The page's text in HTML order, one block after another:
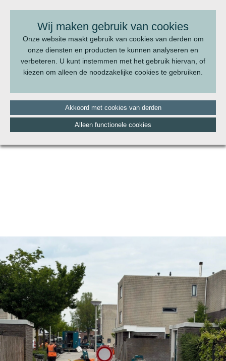
Wij maken gebruik van cookies
Onze website maakt gebruik van cookies van derden om
onze diensten en producten te kunnen analyseren en
verbeteren. U kunt instemmen met het gebruik hiervan, of
kiezen om alleen de noodzakelijke cookies te gebruiken.
Akkoord met cookies van derden
Alleen functionele cookies
BEL ONS:070 - 322 20 22